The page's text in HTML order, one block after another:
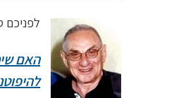
לפניכם
האם